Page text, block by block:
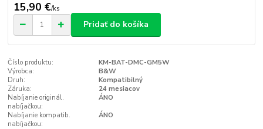
15,90 €/ks
Pridať do košíka
Číslo produktu:
KM-BAT-DMC-GM5W
Výrobca:
B&W
Druh:
Kompatibilný
Záruka:
24 mesiacov
Nabíjanie originál.
nabíjačkou:
ÁNO
Nabíjanie kompatib.
nabíjačkou:
ÁNO